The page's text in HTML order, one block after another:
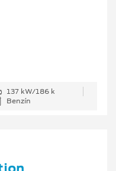
137 kW/186 k
Benzín